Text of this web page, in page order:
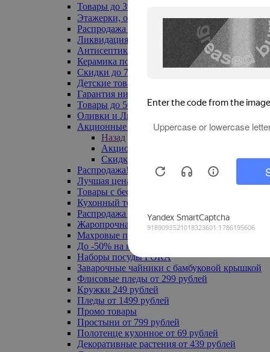
Товары до 399₽
Этажерки, обувницы
Распродажа текстиля до -50%
Ликвидация до -70%
Антисептики
Керамика по 129 руб
Скидки до 70%
Детские товары
Гарантия низкой цены
Товары до 500 руб
Оливки и Лимоны
Акционные товары
Назад
Акционные товары
Скидка 20% по промокоду
Распродажа! Ульяновск до -70%
Лучшая цена
Товары с бесплатной доставкой
Кухонный текстиль
Распродажа до -50%
Жаропрочная посуда
Махровые полотенца
До -50% на ковры
Наборы посуды FORA
Заварочные чайники с бамбуковой крышкой
Флисовые пледы от 299 рублей
Кружки 249 рублей
Пледы от 1499 рублей
Промо товары
Простыни от 799 рублей
Полотенце кухонное от 69 рублей
Декоративные растения от 439 рублей